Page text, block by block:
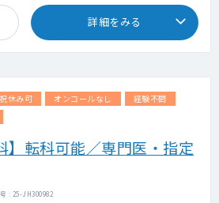
詳細をみる
休み可 オンコールなし
経験不問
】転科可能／専門医・指定
: 25-JH300982